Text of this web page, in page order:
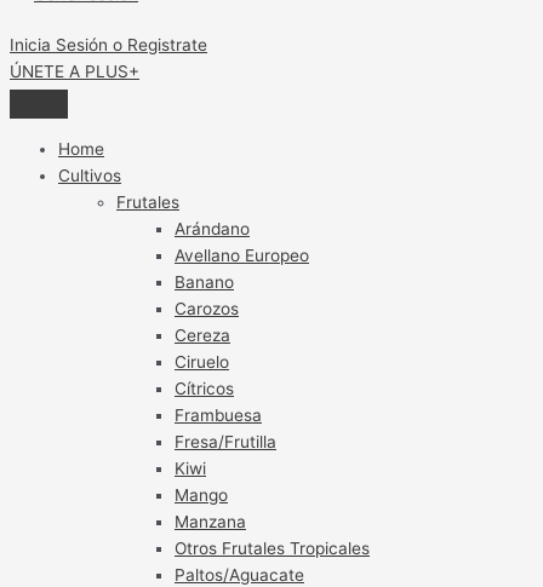
Inicia Sesión o Registrate
ÚNETE A PLUS+
Home
Cultivos
Frutales
Arándano
Avellano Europeo
Banano
Carozos
Cereza
Ciruelo
Cítricos
Frambuesa
Fresa/Frutilla
Kiwi
Mango
Manzana
Otros Frutales Tropicales
Paltos/Aguacate